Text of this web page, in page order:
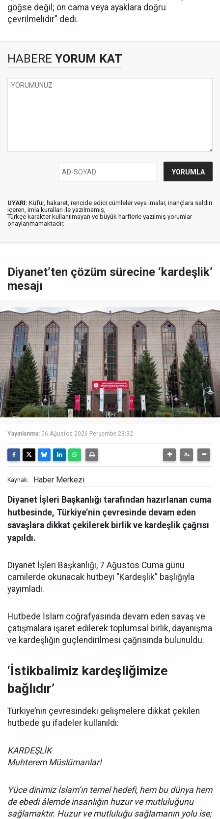
göğse değil; ön cama veya ayaklara doğru
çevrilmelidir” dedi.
HABERE YORUM KAT
UYARI: Küfür, hakaret, rencide edici cümleler veya imalar, inançlara saldırı
içeren, imla kuralları ile yazılmamış,
Türkçe karakter kullanılmayan ve büyük harflerle yazılmış yorumlar
onaylanmamaktadır.
Diyanet’ten çözüm sürecine ‘kardeşlik’
mesajı
Yayınlanma: 06 Ağustos 2026 Perşembe 23:32
Kaynak: Haber Merkezi
Diyanet İşleri Başkanlığı tarafından hazırlanan cuma
hutbesinde, Türkiye’nin çevresinde devam eden
savaşlara dikkat çekilerek birlik ve kardeşlik çağrısı
yapıldı.
Diyanet İşleri Başkanlığı, 7 Ağustos Cuma günü
camilerde okunacak hutbeyi “Kardeşlik” başlığıyla
yayımladı.
Hutbede İslam coğrafyasında devam eden savaş ve
çatışmalara işaret edilerek toplumsal birlik, dayanışma
ve kardeşliğin güçlendirilmesi çağrısında bulunuldu.
‘İstikbalimiz kardeşliğimize
bağlıdır’
Türkiye’nin çevresindeki gelişmelere dikkat çekilen
hutbede şu ifadeler kullanıldı:
KARDEŞLİK
Muhterem Müslümanlar!
Yüce dinimiz İslam’ın temel hedefi, hem bu dünya hem
de ebedi âlemde insanlığın huzur ve mutluluğunu
sağlamaktır. Huzur ve mutluluğu sağlamanın yolu ise;